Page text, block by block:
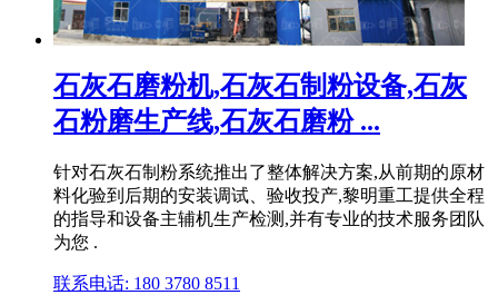
石灰石磨粉机,石灰石制粉设备,石灰
石粉磨生产线,石灰石磨粉 ...
针对石灰石制粉系统推出了整体解决方案,从前期的原材
料化验到后期的安装调试、验收投产,黎明重工提供全程
的指导和设备主辅机生产检测,并有专业的技术服务团队
为您 .
联系电话: 180 3780 8511